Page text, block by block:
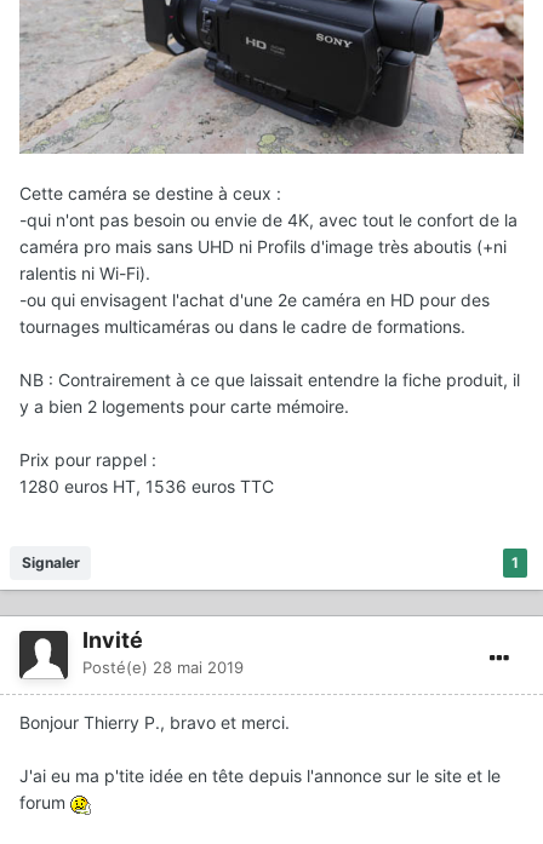
Cette caméra se destine à ceux :
-qui n'ont pas besoin ou envie de 4K, avec tout le confort de la
caméra pro mais sans UHD ni Profils d'image très aboutis (+ni
ralentis ni Wi-Fi).
-ou qui envisagent l'achat d'une 2e caméra en HD pour des
tournages multicaméras ou dans le cadre de formations.
NB : Contrairement à ce que laissait entendre la fiche produit, il
y a bien 2 logements pour carte mémoire.
Prix pour rappel :
1280 euros HT, 1536 euros TTC
1
Signaler
Invité
Posté(e) 28 mai 2019
Bonjour Thierry P., bravo et merci.
J'ai eu ma p'tite idée en tête depuis l'annonce sur le site et le
forum